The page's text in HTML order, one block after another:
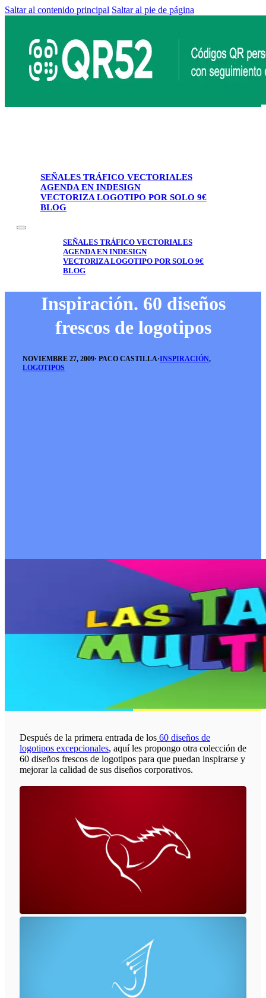
Saltar al contenido principal Saltar al pie de página
SEÑALES TRÁFICO VECTORIALES
AGENDA EN INDESIGN
VECTORIZA LOGOTIPO POR SOLO 9€
BLOG
SEÑALES TRÁFICO VECTORIALES
AGENDA EN INDESIGN
VECTORIZA LOGOTIPO POR SOLO 9€
BLOG
Inspiración. 60 diseños
frescos de logotipos
NOVIEMBRE 27, 2009· PACO CASTILLA·INSPIRACIÓN,
LOGOTIPOS
Después de la primera entrada de los 60 diseños de
logotipos excepcionales, aquí les propongo otra colección de
60 diseños frescos de logotipos para que puedan inspirarse y
mejorar la calidad de sus diseños corporativos.